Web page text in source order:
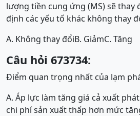
lượng tiền cung ứng (MS) sẽ thay
định các yếu tố khác không thay
A. Không thay đổiB. GiảmC. Tăng
Câu hỏi 673734:
Điểm quan trọng nhất của lạm
A. Áp lực làm tăng giá cả xuất
chi phí sản xuất thấp hơn mức